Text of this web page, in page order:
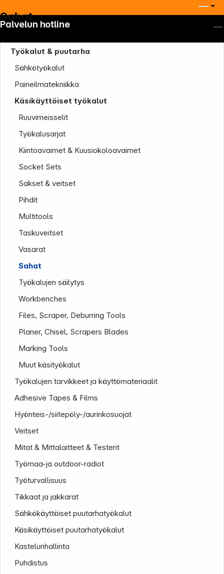
Sahat
Työkalut & puutarha
Sähkötyökalut
Paineilmatekniikka
Käsikäyttöiset työkalut
Ruuvimeisselit
Työkalusarjat
Kiintoavaimet & Kuusiokoloavaimet
Socket Sets
Sakset & veitset
Pihdit
Multitools
Taskuveitset
Vasarat
Sahat
Työkalujen säilytys
Workbenches
Files, Scraper, Deburring Tools
Planer, Chisel, Scrapers Blades
Marking Tools
Muut käsityökalut
Työkalujen tarvikkeet ja käyttömateriaalit
Adhesive Tapes & Films
Hyönteis-/siitepöly-/aurinkosuojat
Veitset
Mitat & Mittalaitteet & Testerit
Työmaa-ja outdoor-radiot
Työturvallisuus
Tikkaat ja jakkarat
Sähkökäyttöiset puutarhatyökalut
Käsikäyttöiset puutarhatyökalut
Kastelunhallinta
Puhdistus
Palvelun hotline
Yritys
Infoterminal